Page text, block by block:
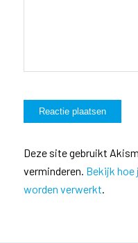
Deze site gebruikt
verminderen. Bekijk hoe
worden verwerkt.